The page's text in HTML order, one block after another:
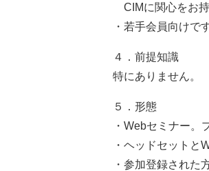
CIMに関心をお
・若手会員向けで
４．前提知識
特にありません。
５．形態
・Webセミナー。
・ヘッドセットと
・参加登録された